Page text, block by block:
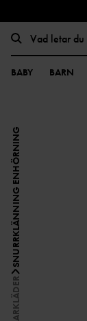
BABY BARN
SNURRKLÄNNING ENHÖRNING